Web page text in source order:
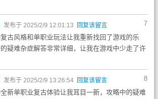
7
发布于 2025/2/9 12:01:13 回复该留言
古风格和单职业玩法让我重新找回了游戏的乐
疑难杂症解答非常详细，让我在游戏中少走了许
8
发布于 2025/2/9 13:26:54 回复该留言
新单职业复古体验让我耳目一新，攻略中的疑难